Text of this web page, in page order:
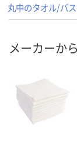
丸中のタオル/バ
メーカーか